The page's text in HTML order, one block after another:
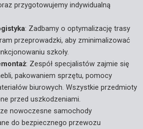
przygotowujemy indywidualną
: Zadbamy o optymalizację trasy
przeprowadzki, aby zminimalizować
szkoły.
: Zespół specjalistów zajmie się
pakowaniem sprzętu, pomocy
biurowych. Wszystkie przedmioty
przed uszkodzeniami.
nowoczesne samochody
do bezpiecznego przewozu